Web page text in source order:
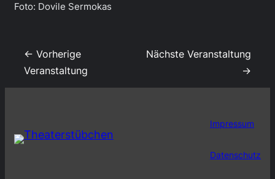
Foto: Dovile Sermokas
← Vorherige
Veranstaltung
Nächste Veranstaltung
→
Impressum
Datenschutz